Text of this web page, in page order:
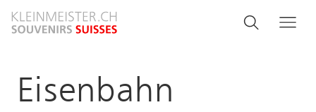
zum
Search
Suche
Eisenbahn